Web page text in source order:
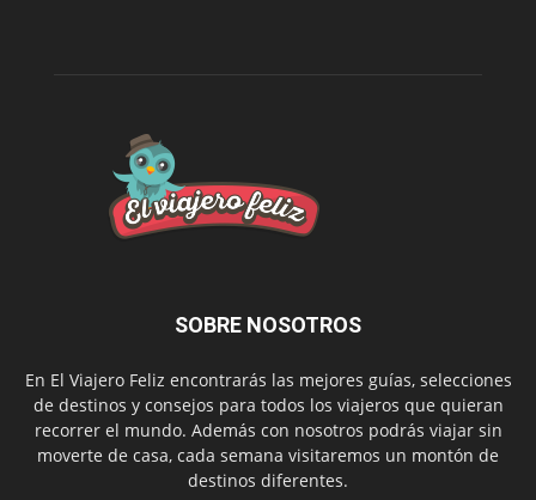
SOBRE NOSOTROS
En El Viajero Feliz encontrarás las mejores guías, selecciones
de destinos y consejos para todos los viajeros que quieran
recorrer el mundo. Además con nosotros podrás viajar sin
moverte de casa, cada semana visitaremos un montón de
destinos diferentes.